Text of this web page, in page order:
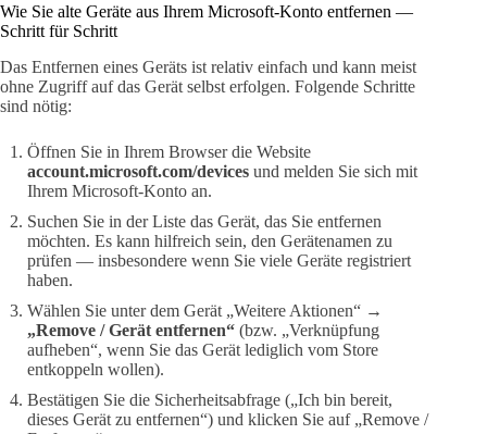
Wie Sie alte Geräte aus Ihrem Microsoft‑Konto entfernen —
Schritt für Schritt
Das Entfernen eines Geräts ist relativ einfach und kann meist
ohne Zugriff auf das Gerät selbst erfolgen. Folgende Schritte
sind nötig:
Öffnen Sie in Ihrem Browser die Website
account.microsoft.com/devices und melden Sie sich mit
Ihrem Microsoft‑Konto an.
Suchen Sie in der Liste das Gerät, das Sie entfernen
möchten. Es kann hilfreich sein, den Gerätenamen zu
prüfen — insbesondere wenn Sie viele Geräte registriert
haben.
Wählen Sie unter dem Gerät „Weitere Aktionen“ →
„Remove / Gerät entfernen“ (bzw. „Verknüpfung
aufheben“, wenn Sie das Gerät lediglich vom Store
entkoppeln wollen).
Bestätigen Sie die Sicherheitsabfrage („Ich bin bereit,
dieses Gerät zu entfernen“) und klicken Sie auf „Remove /